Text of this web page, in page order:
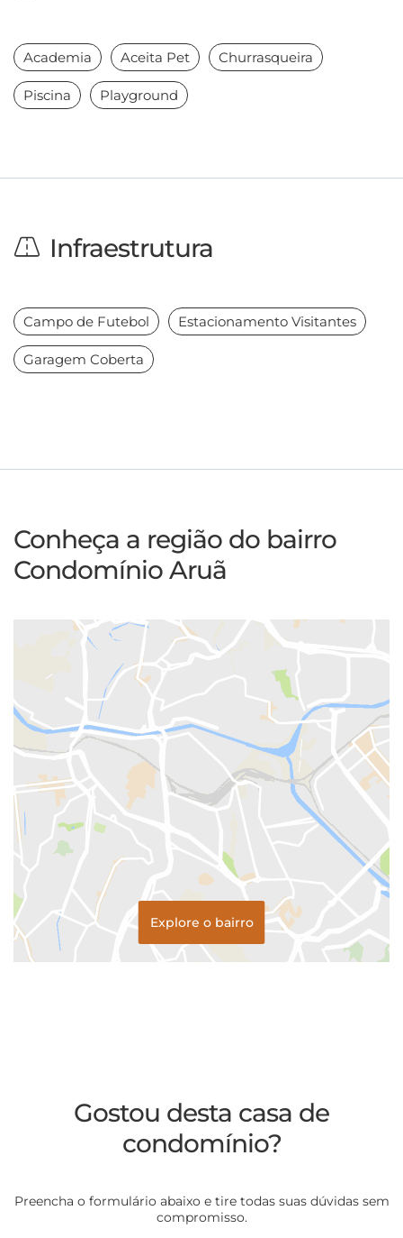
Academia Aceita Pet Churrasqueira
Piscina Playground
Infraestrutura
Campo de Futebol Estacionamento Visitantes
Garagem Coberta
Conheça a região do bairro
Condomínio Aruã
Explore o bairro
Gostou desta casa de
condomínio?
Preencha o formulário abaixo e tire todas suas dúvidas sem
compromisso.